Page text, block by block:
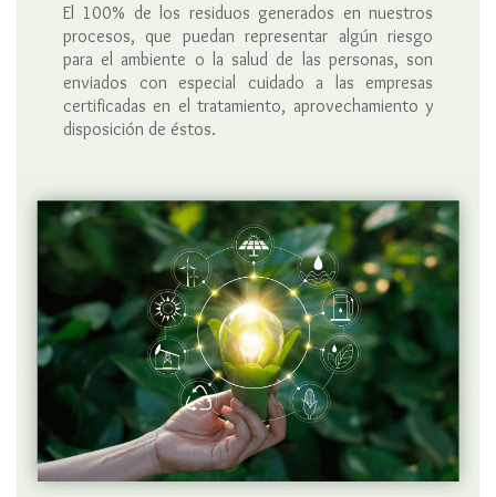
El 100% de los residuos generados en nuestros
procesos, que puedan representar algún riesgo
para el ambiente o la salud de las personas, son
enviados con especial cuidado a las empresas
certificadas en el tratamiento, aprovechamiento y
disposición de éstos.